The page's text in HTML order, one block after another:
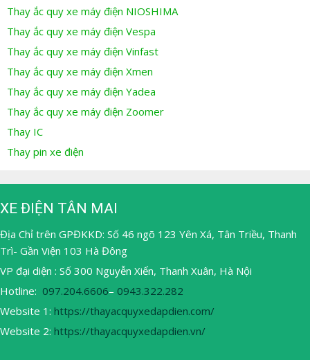
Thay ắc quy xe máy điện NIOSHIMA
Thay ắc quy xe máy điện Vespa
Thay ắc quy xe máy điện Vinfast
Thay ắc quy xe máy điện Xmen
Thay ắc quy xe máy điện Yadea
Thay ắc quy xe máy điện Zoomer
Thay IC
Thay pin xe điện
XE ĐIỆN TÂN MAI
Địa Chỉ trên GPĐKKD: Số 46 ngõ 123 Yên Xá, Tân Triều, Thanh
Trì- Gần Viện 103 Hà Đông
VP đại diện : Số 300 Nguyễn Xiển, Thanh Xuân, Hà Nội
Hotline: 097.204.6606– 0943.322.282
Website 1: https://thayacquyxedapdien.com/
Website 2: https://thayacquyxedapdien.vn/